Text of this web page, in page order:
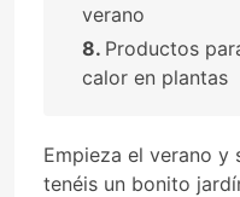
verano
Productos
calor en plantas
Empieza el verano y
tenéis un bonito